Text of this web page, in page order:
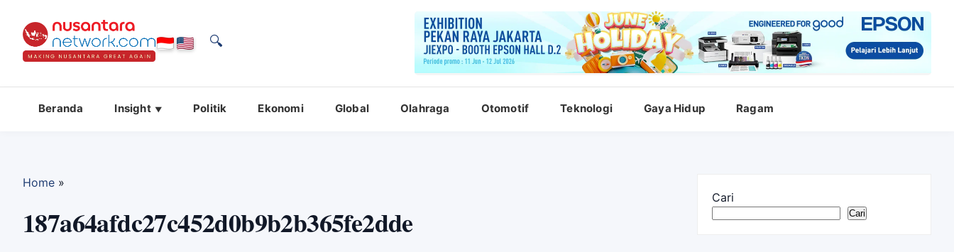
🔍
Beranda Insight Politik Ekonomi Global Olahraga Otomotif Teknologi Gaya Hidup Ragam
Home »
187a64afdc27c452d0b9b2b365fe2dde
Cari
Cari